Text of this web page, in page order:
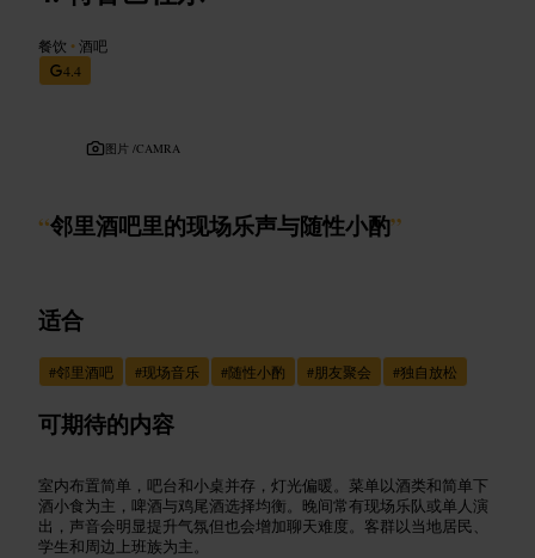
餐饮 •酒吧
4.4
图片 /CAMRA
“邻里酒吧里的现场乐声与随性小酌”
适合
#邻里酒吧 #现场音乐 #随性小酌 #朋友聚会 #独自放松
可期待的内容
室内布置简单，吧台和小桌并存，灯光偏暖。菜单以酒类和简单下
酒小食为主，啤酒与鸡尾酒选择均衡。晚间常有现场乐队或单人演
出，声音会明显提升气氛但也会增加聊天难度。客群以当地居民、
学生和周边上班族为主。